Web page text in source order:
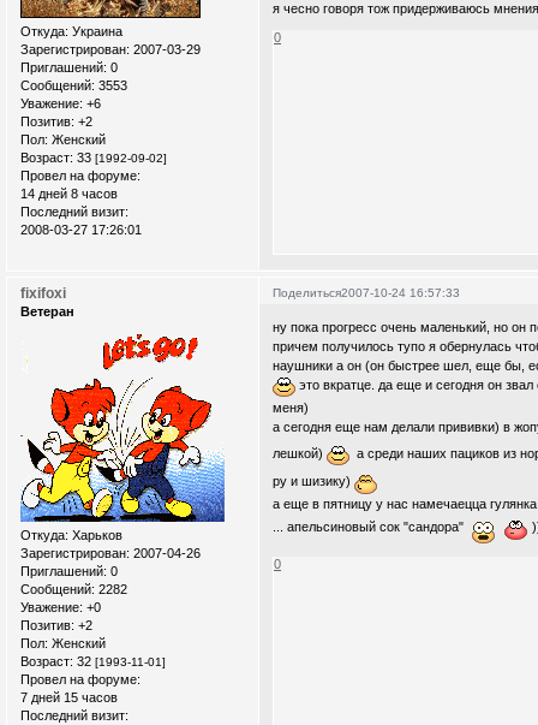
Откуда: Украина
Зарегистрирован: 2007-03-29
Приглашений: 0
Сообщений: 3553
Уважение: +6
Позитив: +2
Пол: Женский
Возраст: 33 [1992-09-02]
Провел на форуме:
14 дней 8 часов
Последний визит:
2008-03-27 17:26:01
я чесно говоря тож придерживаюсь
0
Поделиться2007-10-24 16:57:33
fixifoxi
Ветеран
Откуда: Xарьков
Зарегистрирован: 2007-04-26
Приглашений: 0
Сообщений: 2282
Уважение: +0
Позитив: +2
Пол: Женский
Возраст: 32 [1993-11-01]
Провел на форуме:
7 дней 15 часов
Последний визит:
ну пока прогресс очень маленький, но он
причем получилось тупо я обернулась
наушники а он (он быстрее шел, еще бы,
это вкратце. да еще и сегодня он
меня)
а сегодня еще нам делали прививки) в
лешкой)
а среди наших пациков из
ру и шизику)
а еще в пятницу у нас намечаецца
... апельсиновый сок "сандора"
0